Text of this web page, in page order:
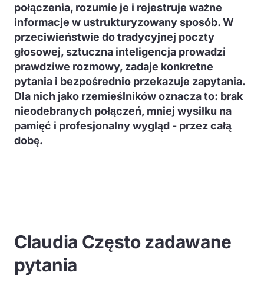
połączenia, rozumie je i rejestruje ważne
informacje w ustrukturyzowany sposób. W
przeciwieństwie do tradycyjnej poczty
głosowej, sztuczna inteligencja prowadzi
prawdziwe rozmowy, zadaje konkretne
pytania i bezpośrednio przekazuje zapytania.
Dla nich jako rzemieślników oznacza to: brak
nieodebranych połączeń, mniej wysiłku na
pamięć i profesjonalny wygląd - przez całą
dobę.
Claudia Często zadawane
pytania